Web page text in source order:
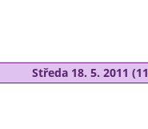
Středa 18. 5. 2011